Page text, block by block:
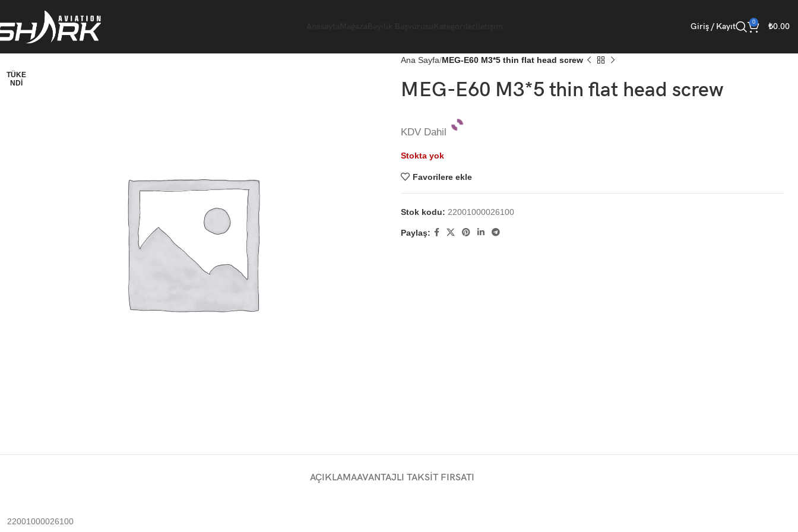
Giriş / Kayıt 0 ₺0.00
TÜKE
NDI
Ana Sayfa MEG-E60 M3*5 thin flat head screw
MEG-E60 M3*5 thin flat head screw
KDV Dahil
Stokta yok
Favorilere ekle
Stok kodu: 22001000026100
Paylaş:
AÇIKLAMAAVANTAJLI TAKSIT FIRSATI
22001000026100